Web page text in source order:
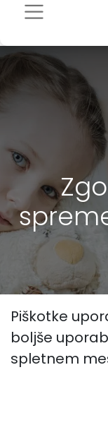
Piškotke
boljše
spletnem